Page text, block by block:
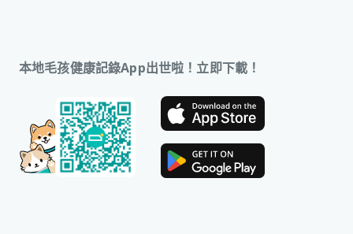
本地毛孩健康記錄App出世啦！立即下載！